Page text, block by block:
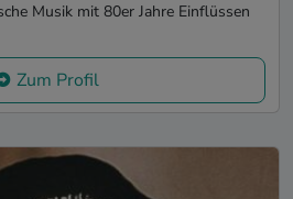
Musik mit 80er Jahre Einflüssen
Zum Profil